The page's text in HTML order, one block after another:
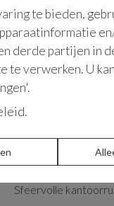
te bieden,
derde partijen in
te verwerken. U
.
Sfeervolle